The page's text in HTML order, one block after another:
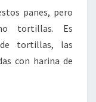
panes, pero
tortillas. Es
tortillas, las
con harina de